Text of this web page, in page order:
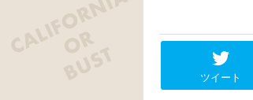
ツイート